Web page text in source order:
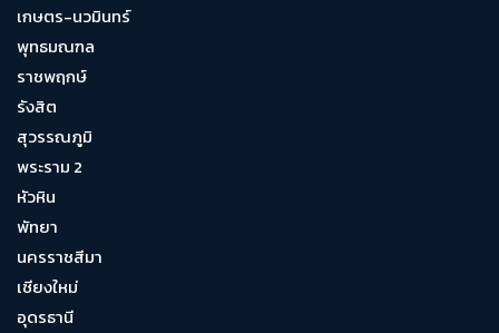
เกษตร-นวมินทร์
พุทธมณฑล
ราชพฤกษ์
รังสิต
สุวรรณภูมิ
พระราม 2
หัวหิน
พัทยา
นครราชสีมา
เชียงใหม่
อุดรธานี